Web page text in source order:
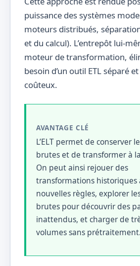
puissance des systèmes
moteurs distribués,
et du calcul). L’entrepôt lui-
moteur de transformation,
besoin d’un outil ETL séparé
coûteux.
AVANTAGE CLÉ
L’ELT permet de conserver
brutes et de transformer à
On peut ainsi rejouer des
transformations historiques
nouvelles règles, explorer
brutes pour découvrir des
inattendus, et charger de
volumes sans prétraitement.